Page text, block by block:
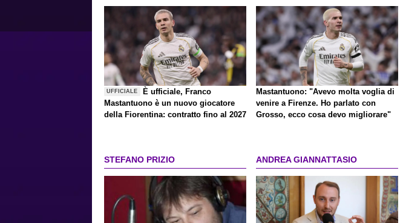
UFFICIALE
È ufficiale, Franco
Mastantuono è un nuovo giocatore
della Fiorentina: contratto fino al 2027
Mastantuono: "Avevo molta voglia di
venire a Firenze. Ho parlato con
Grosso, ecco cosa devo migliorare"
STEFANO PRIZIO ANDREA GIANNATTASIO